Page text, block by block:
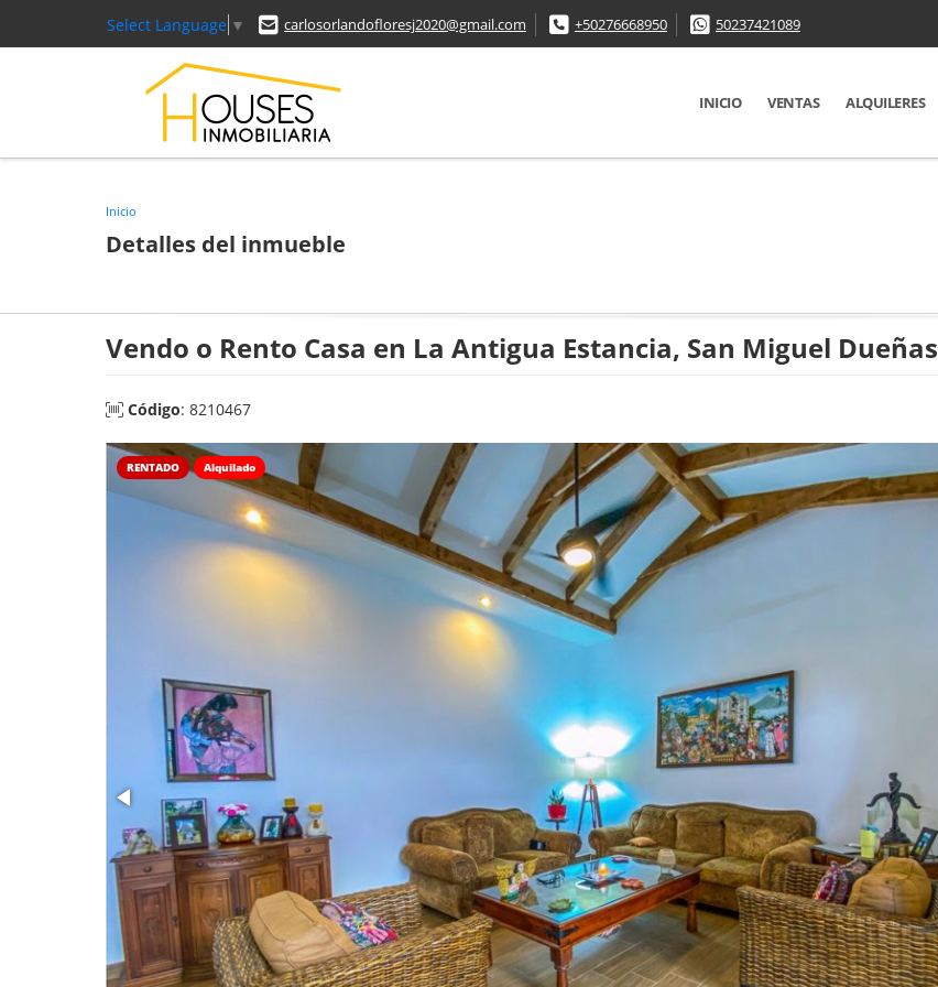
Select Language ▼ carlosorlandofloresj2020@gmail.com +50276668950 50237421089
INICIO VENTAS ALQUILERES
Inicio
Detalles del inmueble
Vendo o Rento Casa en La Antigua Estancia, San Miguel Dueñas
Código: 8210467
RENTADO Alquilado